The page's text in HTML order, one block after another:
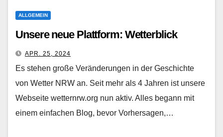
ALLGEMEIN
Unsere neue Plattform: Wetterblick
APR. 25, 2024
Es stehen große Veränderungen in der Geschichte
von Wetter NRW an. Seit mehr als 4 Jahren ist unsere
Webseite wetternrw.org nun aktiv. Alles begann mit
einem einfachen Blog, bevor Vorhersagen,…